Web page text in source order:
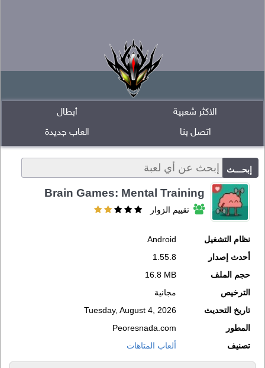
أبطال
الاكثر شعبية
العاب جديدة
اتصل بنا
Brain Games: Mental Training
تقييم الزوار
نظام التشغيل
Android
أحدث إصدار
1.55.8
حجم الملف
16.8 MB
الترخيص
مجانية
تاريخ التحديث
Tuesday, August 4, 2026
المطور
Peoresnada.com
تصنيف
ألعاب المتاهات